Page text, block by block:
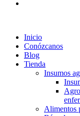
Inicio
Conózcanos
Blog
Tienda
Insumos
Alimentos